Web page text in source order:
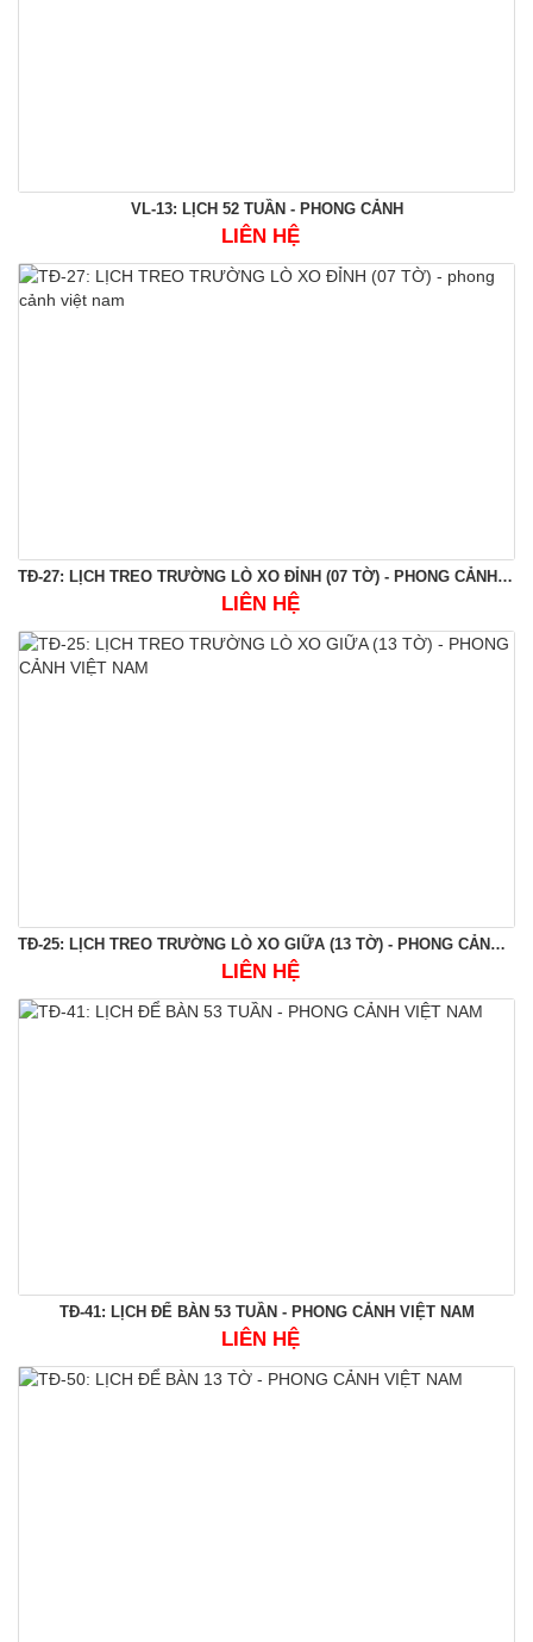
VL-13: LỊCH 52 TUẦN - PHONG CẢNH
LIÊN HỆ
TĐ-27: LỊCH TREO TRƯỜNG LÒ XO ĐỈNH (07 TỜ) - PHONG CẢNH VIỆT NAM
LIÊN HỆ
TĐ-25: LỊCH TREO TRƯỜNG LÒ XO GIỮA (13 TỜ) - PHONG CẢNH VIỆT NAM
LIÊN HỆ
TĐ-41: LỊCH ĐỂ BÀN 53 TUẦN - PHONG CẢNH VIỆT NAM
LIÊN HỆ